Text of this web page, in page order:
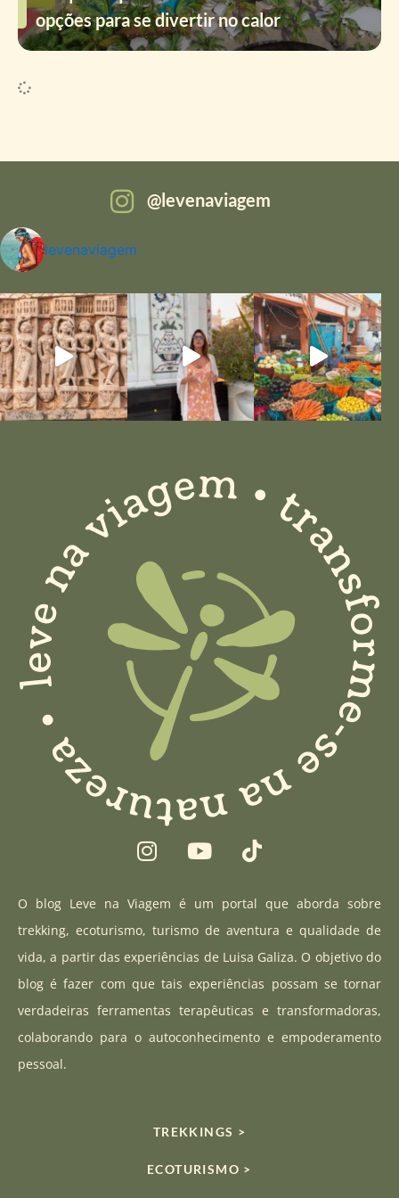
opções para se divertir no calor
levenaviagem
levenaviagem
I
n
t
a
g
a
m
Y
o
t
u
b
T
i
t
o
k
O blog Leve na Viagem é um portal que aborda sobre
trekking, ecoturismo, turismo de aventura e qualidade de
vida, a partir das experiências de Luisa Galiza. O objetivo do
blog é fazer com que tais experiências possam se tornar
verdadeiras ferramentas terapêuticas e transformadoras,
colaborando para o autoconhecimento e empoderamento
pessoal.
TREKKINGS >
ECOTURISMO >